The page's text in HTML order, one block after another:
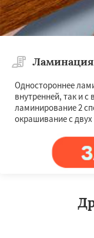
Одностороннее
внутренней, так и
ламинирование 2
окрашивание с двух